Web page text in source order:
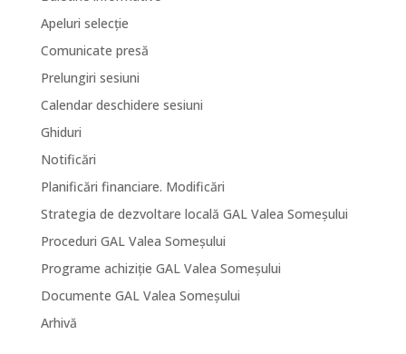
Apeluri selecție
Comunicate presă
Prelungiri sesiuni
Calendar deschidere sesiuni
Ghiduri
Notificări
Planificări financiare. Modificări
Strategia de dezvoltare locală GAL Valea Someșului
Proceduri GAL Valea Someșului
Programe achiziție GAL Valea Someșului
Documente GAL Valea Someșului
Arhivă